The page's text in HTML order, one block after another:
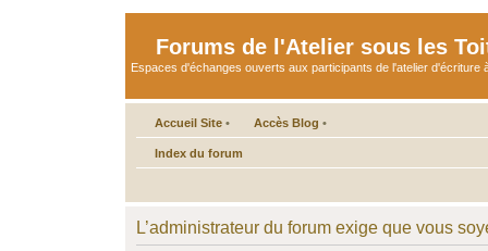
Forums de l'Atelier sous les
Espaces d'échanges ouverts aux participants de l'atelier d'écriture
Accueil Site • Accès Blog •
Index du forum
L’administrateur du forum exige que vous